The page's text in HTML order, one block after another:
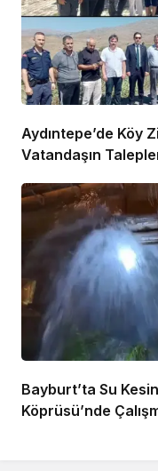
Aydıntepe’de Köy
Vatandaşın
Bayburt’ta Su
Köprüsü’nde